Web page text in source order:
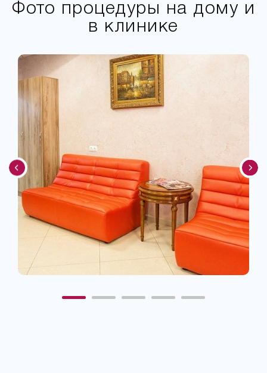
Фото процедуры на дому и
в клинике